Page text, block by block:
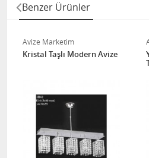
Benzer Ürünler
Avize Marketim
Kristal Taşlı Modern Avize